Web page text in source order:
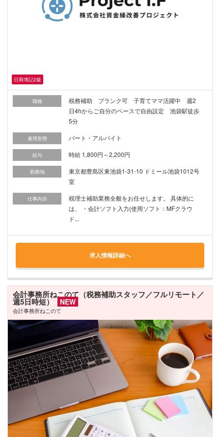
日商簿記2級
職種
税務補助 ブランク可 子育てママ活躍中 週2
日4hからご自分のペースで自由設定 池袋駅徒歩
5分
雇用形態 パート・アルバイト
給与 時給 1,800円～2,200円
勤務地
東京都豊島区東池袋1-31-10 ドミール池袋1012号
室
仕事内容
税理士補助業務全般をお任せします。 具体的に
は、 ・会計ソフト入力(使用ソフト：MFクラウ
ド...
求人情報詳細へ
会計事務所ねこのて（税務補助スタッフ／フルリモート／
週5日時短） NEW
会計事務所ねこのて